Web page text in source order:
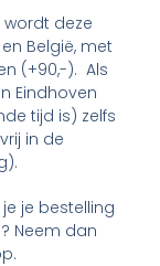
deze
België, met
(+90,-). Als
Eindhoven
tijd is) zelfs
in de
je je bestelling
Neem dan